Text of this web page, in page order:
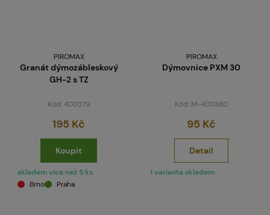
PIROMAX
Granát dýmozábleskový
GH-2 s TZ
Kód: 400379
195 Kč
Koupit
skladem více než 5 ks
Brno
Praha
PIROMAX
Dýmovnice PXM 30
Kód: M-400380
95 Kč
Detail
1 varianta skladem